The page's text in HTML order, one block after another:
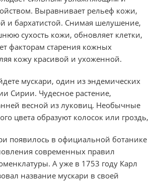
Выравнивает рельеф кожи,
и бархатистой. Снимая шелушение,
сухость кожи, обновляет клетки,
факторам старения кожных
кожу красивой и ухоженной.
мускари, один из эндемических
Сирии. Чудесное растение,
весной из луковиц. Необычные
цвета образуют колосок или гроздь,
появилось в официальной ботанике
современных правил
А уже в 1753 году Карл
название мускари в своей